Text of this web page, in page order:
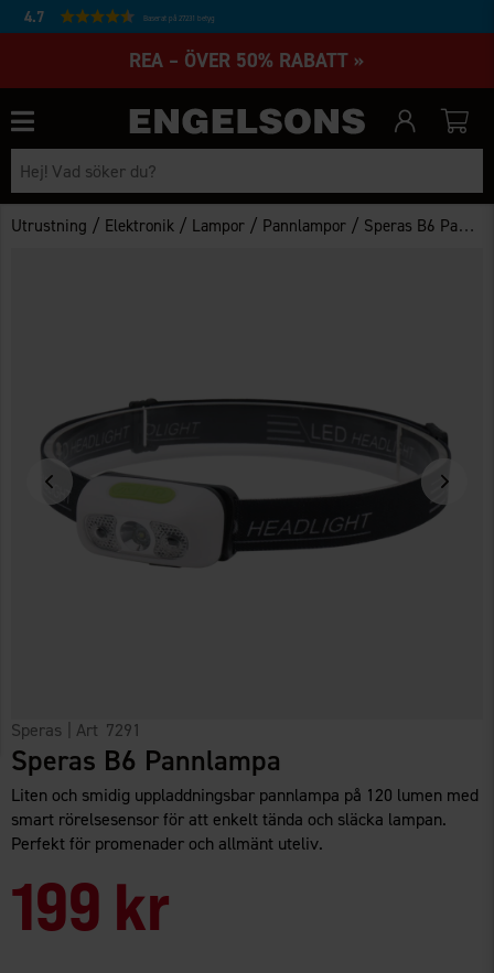
4.7 Baserat på 27231 betyg
REA – ÖVER 50% RABATT »
Utrustning / Elektronik / Lampor / Pannlampor / Speras B6 Pannlampa
Speras | Art 7291
Speras B6 Pannlampa
Liten och smidig uppladdningsbar pannlampa på 120 lumen med
smart rörelsesensor för att enkelt tända och släcka lampan.
Perfekt för promenader och allmänt uteliv.
199 kr